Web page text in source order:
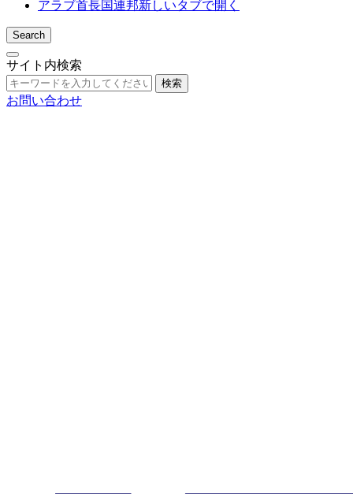
アラブ首長国連邦新しいタブで開く
Search
サイト内検索
検索
お問い合わせ